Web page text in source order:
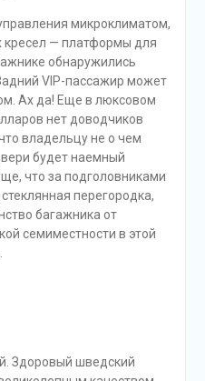
микроклиматом,
кресел — платформы для
обнаружились
VIP-пассажир может
Ах да! Еще в люксовом
нет доводчиков
владельцу не о чем
будет наемный
что за подголовниками
перегородка,
багажника от
семиместности в этой
Здоровый шведский